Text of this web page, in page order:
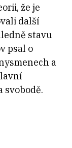
že je
další
stavu
psal o
a
svobodě.